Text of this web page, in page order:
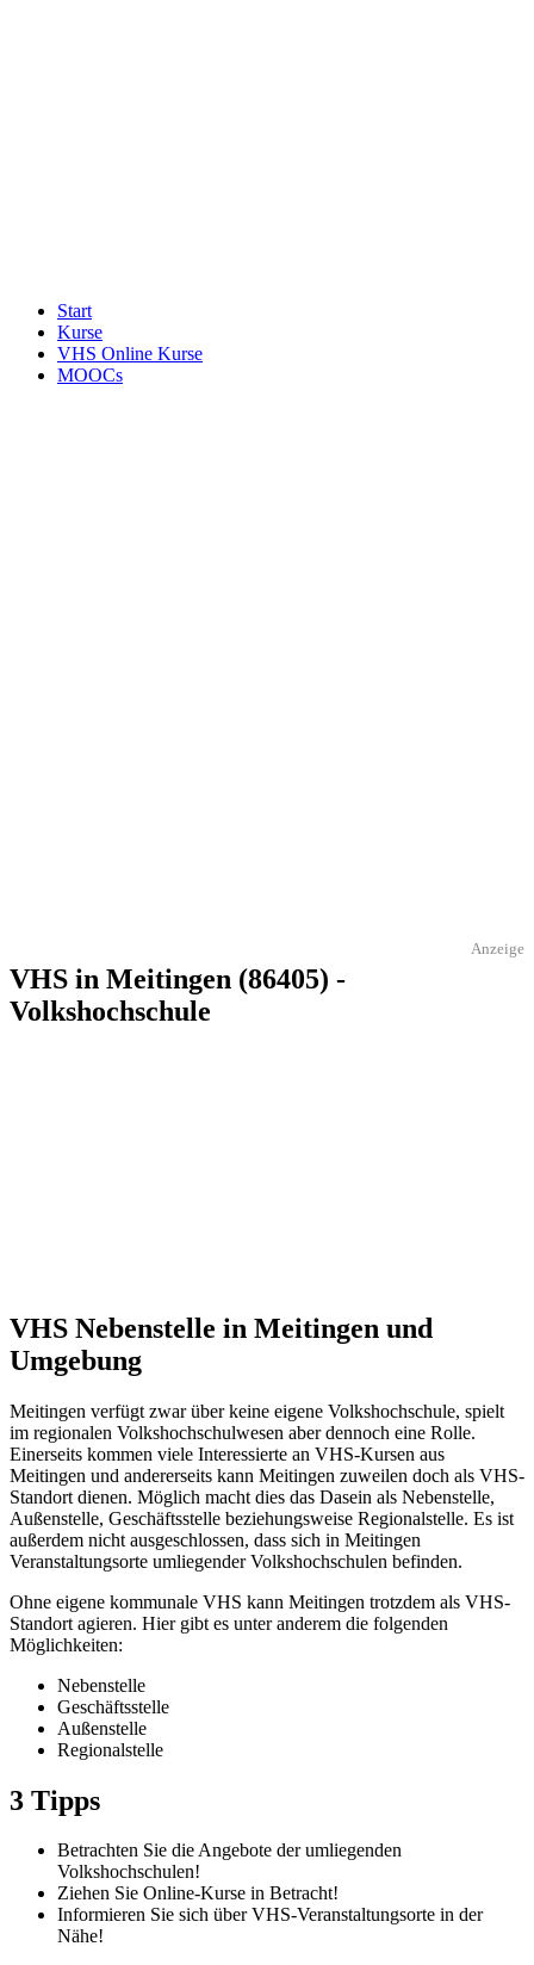
Start
Kurse
VHS Online Kurse
MOOCs
Anzeige
VHS in Meitingen (86405) -
Volkshochschule
VHS Nebenstelle in Meitingen und
Umgebung
Meitingen verfügt zwar über keine eigene Volkshochschule, spielt
im regionalen Volkshochschulwesen aber dennoch eine Rolle.
Einerseits kommen viele Interessierte an VHS-Kursen aus
Meitingen und andererseits kann Meitingen zuweilen doch als VHS-
Standort dienen. Möglich macht dies das Dasein als Nebenstelle,
Außenstelle, Geschäftsstelle beziehungsweise Regionalstelle. Es ist
außerdem nicht ausgeschlossen, dass sich in Meitingen
Veranstaltungsorte umliegender Volkshochschulen befinden.
Ohne eigene kommunale VHS kann Meitingen trotzdem als VHS-
Standort agieren. Hier gibt es unter anderem die folgenden
Möglichkeiten:
Nebenstelle
Geschäftsstelle
Außenstelle
Regionalstelle
3 Tipps
Betrachten Sie die Angebote der umliegenden
Volkshochschulen!
Ziehen Sie Online-Kurse in Betracht!
Informieren Sie sich über VHS-Veranstaltungsorte in der
Nähe!